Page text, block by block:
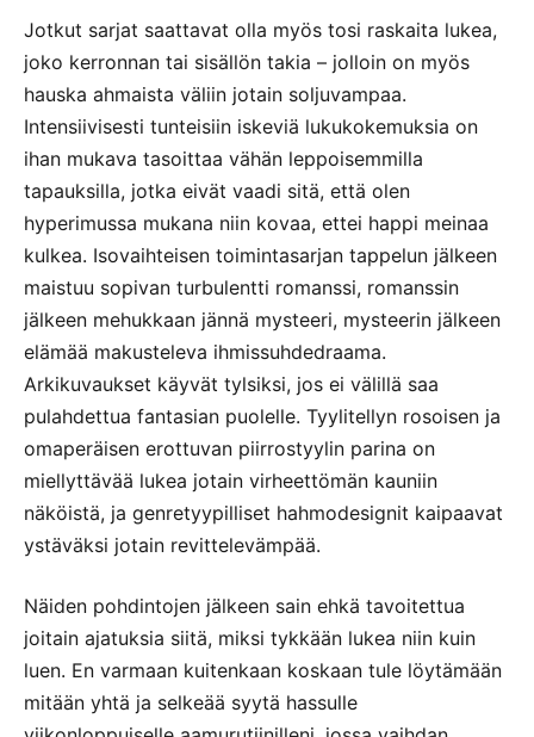
Jotkut sarjat saattavat olla myös tosi raskaita lukea,
joko kerronnan tai sisällön takia – jolloin on myös
hauska ahmaista väliin jotain soljuvampaa.
Intensiivisesti tunteisiin iskeviä lukukokemuksia on
ihan mukava tasoittaa vähän leppoisemmilla
tapauksilla, jotka eivät vaadi sitä, että olen
hyperimussa mukana niin kovaa, ettei happi meinaa
kulkea. Isovaihteisen toimintasarjan tappelun jälkeen
maistuu sopivan turbulentti romanssi, romanssin
jälkeen mehukkaan jännä mysteeri, mysteerin jälkeen
elämää makusteleva ihmissuhdedraama.
Arkikuvaukset käyvät tylsiksi, jos ei välillä saa
pulahdettua fantasian puolelle. Tyylitellyn rosoisen ja
omaperäisen erottuvan piirrostyylin parina on
miellyttävää lukea jotain virheettömän kauniin
näköistä, ja genretyypilliset hahmodesignit kaipaavat
ystäväksi jotain revittelevämpää.
Näiden pohdintojen jälkeen sain ehkä tavoitettua
joitain ajatuksia siitä, miksi tykkään lukea niin kuin
luen. En varmaan kuitenkaan koskaan tule löytämään
mitään yhtä ja selkeää syytä hassulle